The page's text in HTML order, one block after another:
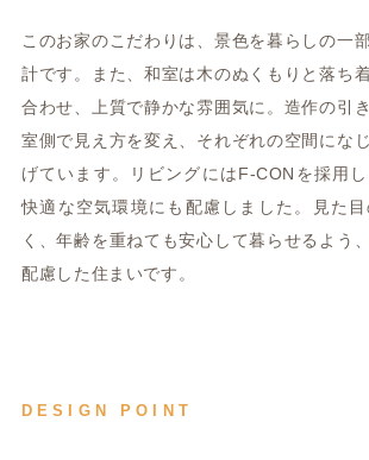
このお家のこだわりは、景色を暮らしの一
計です。また、和室は木のぬくもりと落ち
合わせ、上質で静かな雰囲気に。造作の引
室側で見え方を変え、それぞれの空間にな
げています。リビングにはF-CONを採用
快適な空気環境にも配慮しました。見た
く、年齢を重ねても安心して暮らせるよう
配慮した住まいです。
DESIGN POINT